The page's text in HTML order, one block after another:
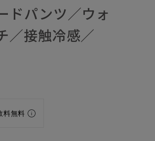
ドパンツ／ウォ
／接触冷感／
料無料